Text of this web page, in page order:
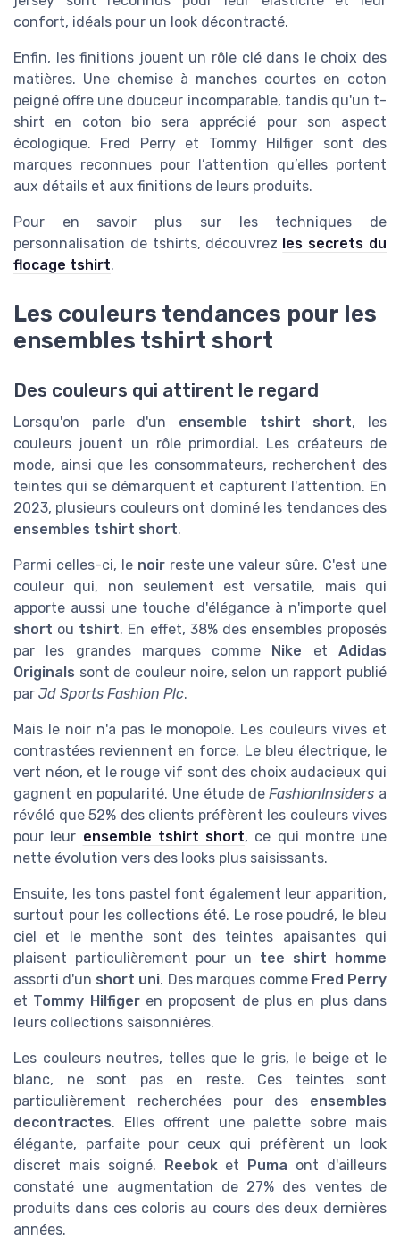
confort, idéals pour un look décontracté.
Enfin, les finitions jouent un rôle clé dans le choix des
matières. Une chemise à manches courtes en coton
peigné offre une douceur incomparable, tandis qu'un t-
shirt en coton bio sera apprécié pour son aspect
écologique. Fred Perry et Tommy Hilfiger sont des
marques reconnues pour l’attention qu’elles portent
aux détails et aux finitions de leurs produits.
Pour en savoir plus sur les techniques de
personnalisation de tshirts, découvrez les secrets du
flocage tshirt.
Les couleurs tendances pour les
ensembles tshirt short
Des couleurs qui attirent le regard
Lorsqu'on parle d'un ensemble tshirt short, les
couleurs jouent un rôle primordial. Les créateurs de
mode, ainsi que les consommateurs, recherchent des
teintes qui se démarquent et capturent l'attention. En
2023, plusieurs couleurs ont dominé les tendances des
ensembles tshirt short.
Parmi celles-ci, le noirreste une valeur sûre. C'est une
couleur qui, non seulement est versatile, mais qui
apporte aussi une touche d'élégance à n'importe quel
short ou tshirt. En effet, 38% des ensembles proposés
par les grandes marques comme Nike etAdidas
Originals sont de couleur noire, selon un rapport publié
par Jd Sports Fashion Plc.
Mais le noir n'a pas le monopole. Les couleurs vives et
contrastées reviennent en force. Le bleu électrique, le
vert néon, et le rouge vif sont des choix audacieux qui
gagnent en popularité. Une étude deFashionInsiders a
révélé que 52% des clients préfèrent les couleurs vives
pour leur ensemble tshirt short, ce qui montre une
nette évolution vers des looks plus saisissants.
Ensuite, les tons pastel font également leur apparition,
surtout pour les collections été. Le rose poudré, le bleu
ciel et le menthe sont des teintes apaisantes qui
plaisent particulièrement pour un tee shirt homme
assorti d'un short uni. Des marques comme Fred Perry
et Tommy Hilfigeren proposent de plus en plus dans
leurs collections saisonnières.
Les couleurs neutres, telles que le gris, le beige et le
blanc, ne sont pas en reste. Ces teintes sont
particulièrement recherchées pour des ensembles
decontractes. Elles offrent une palette sobre mais
élégante, parfaite pour ceux qui préfèrent un look
discret mais soigné. Reeboket Puma ont d'ailleurs
constaté une augmentation de 27% des ventes de
produits dans ces coloris au cours des deux dernières
années.